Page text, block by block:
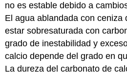
no es estable debido a
El agua ablandada con ceniza
estar sobresaturada con
grado de inestabilidad y
calcio depende del grado en
La dureza del carbonato de